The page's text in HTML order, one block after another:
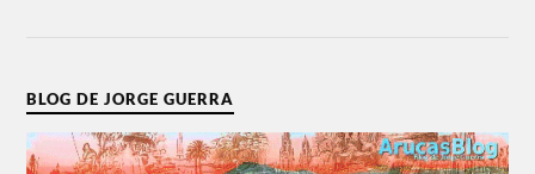
BLOG DE JORGE GUERRA